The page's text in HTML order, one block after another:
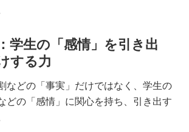
学生の「感情」を引き出
する力
などの「事実」だけではなく、学生の
どの「感情」に関心を持ち、引き出す